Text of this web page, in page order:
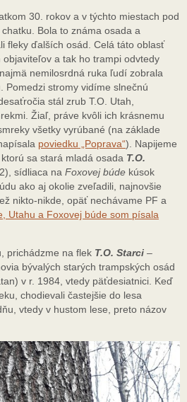
30. rokov a v týchto miestach pod
Bola to známa osada a
fleky ďalších osád. Celá táto oblasť
a tak ho trampi odvtedy
nemilosrdná ruka ľudí zobrala
Pomedzi stromy vidíme slnečnú
stál zrub T.O. Utah,
Žiaľ, práve kvôli ich krásnemu
všetky vyrúbané (na základe
poviedku „Poprava“). Napijeme
sa stará mladá osada T.O.
sídliaca na Foxovej búde kúsok
ako aj okolie zveľadili, najnovšie
nikto-nikde, opäť nechávame PF a
Utahu a Foxovej búde som písala
prichádzme na flek T.O. Starci –
bývalých starých trampských osád
v r. 1984, vtedy päťdesiatnici. Keď
chodievali častejšie do lesa
vtedy v hustom lese, preto názov